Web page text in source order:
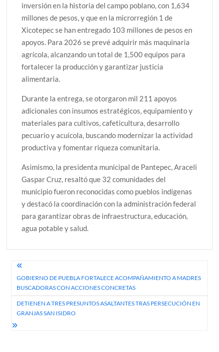
inversión en la historia del campo poblano, con 1,634
millones de pesos, y que en la microrregión 1 de
Xicotepec se han entregado 103 millones de pesos en
apoyos. Para 2026 se prevé adquirir más maquinaria
agrícola, alcanzando un total de 1,500 equipos para
fortalecer la producción y garantizar justicia
alimentaria.
Durante la entrega, se otorgaron mil 211 apoyos
adicionales con insumos estratégicos, equipamiento y
materiales para cultivos, cafeticultura, desarrollo
pecuario y acuícola, buscando modernizar la actividad
productiva y fomentar riqueza comunitaria.
Asimismo, la presidenta municipal de Pantepec, Araceli
Gaspar Cruz, resaltó que 32 comunidades del
municipio fueron reconocidas como pueblos indígenas
y destacó la coordinación con la administración federal
para garantizar obras de infraestructura, educación,
agua potable y salud.
Navegación
de
entradas
GOBIERNO DE PUEBLA FORTALECE ACOMPAÑAMIENTO A MADRES
BUSCADORAS CON ACCIONES CONCRETAS
DETIENEN A TRES PRESUNTOS ASALTANTES TRAS PERSECUCIÓN EN
GRANJAS SAN ISIDRO